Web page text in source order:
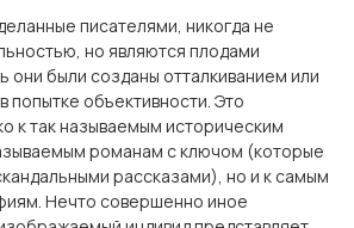
писателями, никогда не
но являются плодами
они были созданы отталкиванием или
попытке объективности. Это
к так называемым истори­ческим
романам с ключом (которые
рассказами), но и к самым
Нечто совершенно иное